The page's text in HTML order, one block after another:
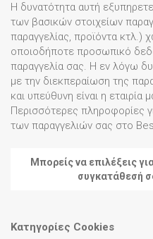
Η δυνατότητα αυτή
των βασικών στοιχείων
παραγγελίας, προϊόντα κτλ.)
οποιοδήποτε προσωπικό
παραγγελία σας. Η εν λόγω
με την διεκπεραίωση της
και υπεύθυνη είναι η εταιρία
Περισσότερες πληροφορίες
των παραγγελιών σας στο
Μπορείς να επιλέξεις
συγκατάθεσή
Κατηγορίες Cookies